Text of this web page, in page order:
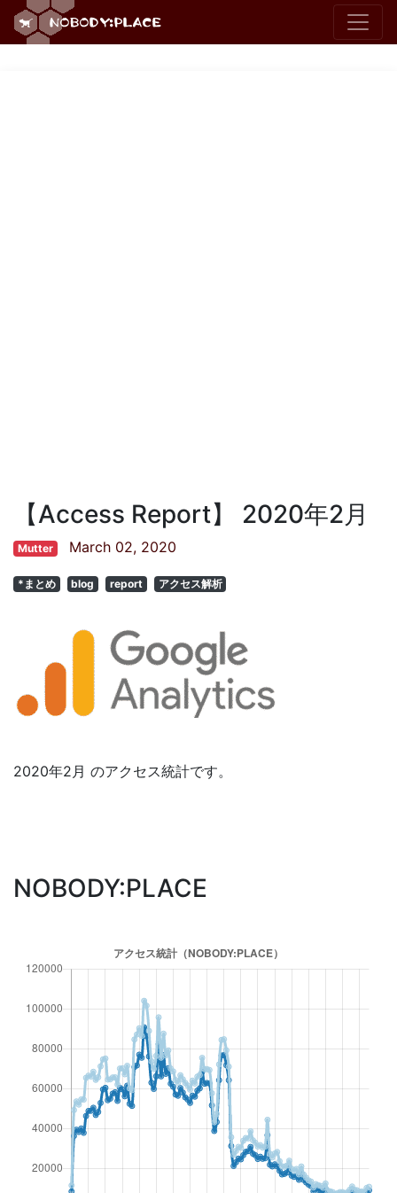
【Access Report】 2020年2月
Mutter March 02, 2020
*まとめ blog report アクセス解析
2020年2月 のアクセス統計です。
NOBODY:PLACE